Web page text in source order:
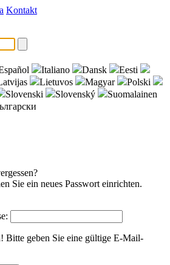
Kontakt
Italiano Dansk
Eesti
Lietuvos Magyar
Polski
Slovenski Slovenský
Suomalainen
Sie ein neues Passwort einrichten.
Bitte geben Sie eine gültige E-Mail-